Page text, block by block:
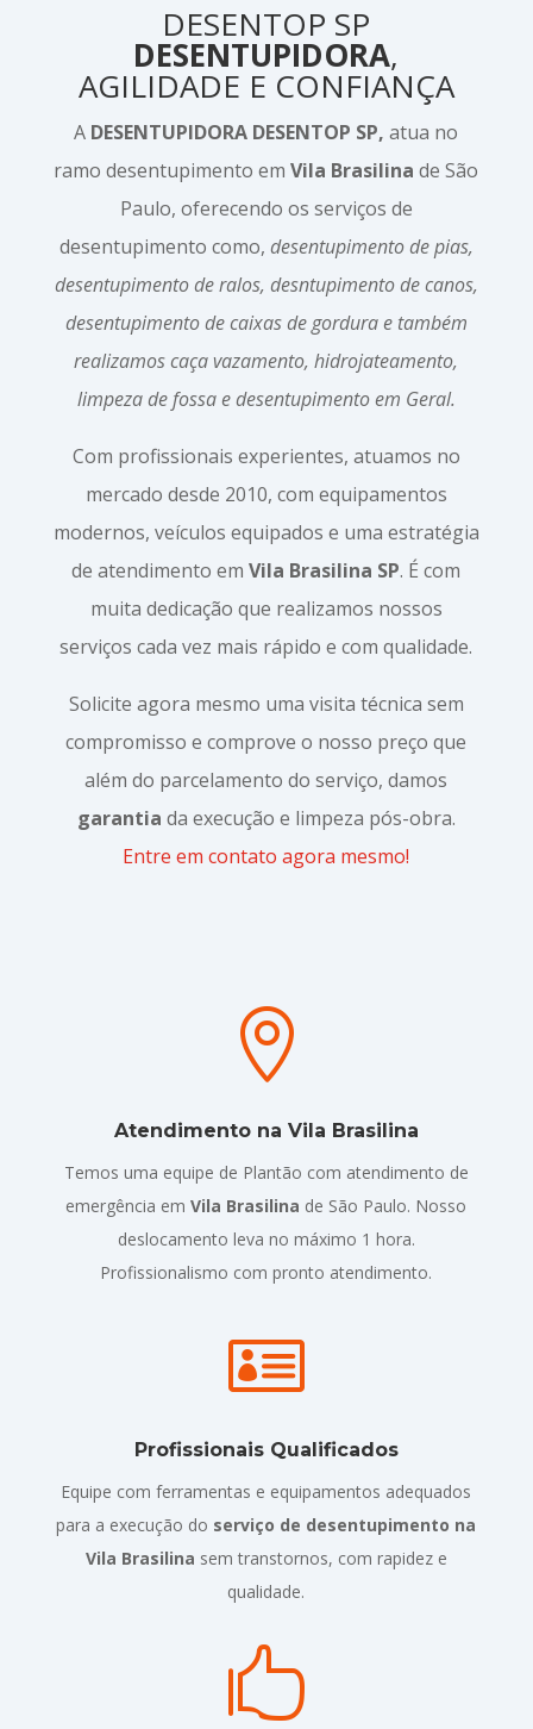
DESENTOP SP
DESENTUPIDORA,
AGILIDADE E CONFIANÇA
A DESENTUPIDORA DESENTOP SP,atua no
ramo desentupimento emVila Brasilina de São
Paulo, oferecendo os serviços de
desentupimento como, desentupimento de pias,
desentupimento de ralos, desntupimento de canos,
desentupimento de caixas de gordura e também
realizamos caça vazamento, hidrojateamento,
limpeza de fossa e desentupimento em Geral.
Com profissionais experientes, atuamos no
mercado desde 2010, com equipamentos
modernos, veículos equipados e uma estratégia
de atendimento emVila Brasilina SP. É com
muita dedicação que realizamos nossos
serviços cada vez mais rápido e com qualidade.
Solicite agora mesmo uma visita técnica sem
compromisso e comprove o nosso preço que
além do parcelamento do serviço, damos
garantia da execução e limpeza pós-obra.
Entre em contato agora mesmo!

Atendimento na Vila Brasilina
Temos uma equipe de Plantão com atendimento de
emergência emVila Brasilina de São Paulo. Nosso
deslocamento leva no máximo 1 hora.
Profissionalismo com pronto atendimento.

Profissionais Qualificados
Equipe com ferramentas e equipamentos adequados
para a execução do serviço de desentupimento na
Vila Brasilina sem transtornos, com rapidez e
qualidade.
